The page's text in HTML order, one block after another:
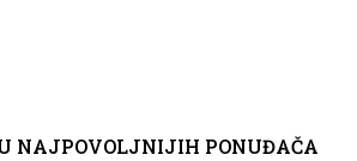
NAJPOVOLJNIJIH PONUĐAČA